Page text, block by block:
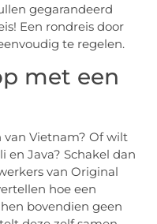
gegarandeerd
Een rondreis door
te regelen.
met een
van Vietnam? Of wilt
en Java? Schakel dan
van Original
hoe een
bovendien geen